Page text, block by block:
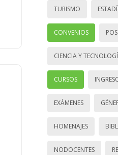
TURISMO
CONVENIOS
CIENCIA Y
CURSOS
EXÁMENES
HOMENAJES
NODOCENTES